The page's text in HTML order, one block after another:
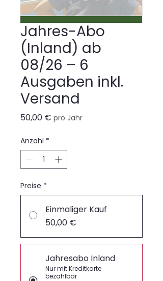
Jahres-Abo
(Inland) ab
08/26 – 6
Ausgaben inkl.
Versand
50,00 € Preis
pro Jahr
Anzahl *
Preise *
Einmaliger Kauf
50,00 €
Jahresabo Inland
Nur mit Kreditkarte
bezahlbar